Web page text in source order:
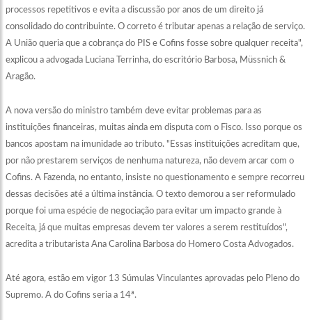
processos repetitivos e evita a discussão por anos de um direito já
consolidado do contribuinte. O correto é tributar apenas a relação de serviço.
A União queria que a cobrança do PIS e Cofins fosse sobre qualquer receita",
explicou a advogada Luciana Terrinha, do escritório Barbosa, Müssnich &
Aragão.
A nova versão do ministro também deve evitar problemas para as
instituições financeiras, muitas ainda em disputa com o Fisco. Isso porque os
bancos apostam na imunidade ao tributo. "Essas instituições acreditam que,
por não prestarem serviços de nenhuma natureza, não devem arcar com o
Cofins. A Fazenda, no entanto, insiste no questionamento e sempre recorreu
dessas decisões até a última instância. O texto demorou a ser reformulado
porque foi uma espécie de negociação para evitar um impacto grande à
Receita, já que muitas empresas devem ter valores a serem restituídos",
acredita a tributarista Ana Carolina Barbosa do Homero Costa Advogados.
Até agora, estão em vigor 13 Súmulas Vinculantes aprovadas pelo Pleno do
Supremo. A do Cofins seria a 14ª.